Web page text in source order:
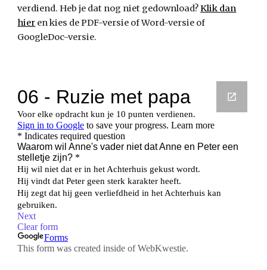
verdiend. Heb je dat nog niet gedownload?Klik dan
hier en kies de PDF-versie of Word-versie of
GoogleDoc-versie.